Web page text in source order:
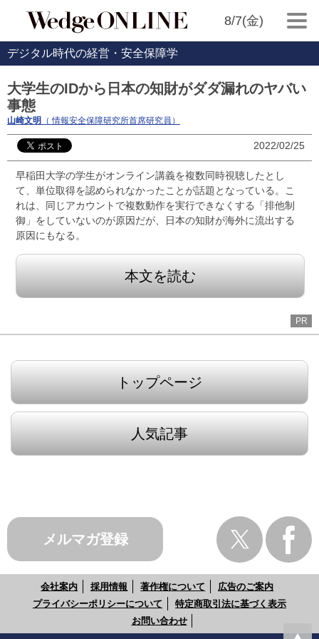
8/7(金)
デジタル時代の経営・安全保障学
大学生のIDから日本の知財がダダ漏れのヤバい
事態
山崎文明 （ 情報安全保障研究所首席研究員）
2022/02/25
早稲田大学の学生がオンライン講義を複数同時視聴したとし
て、単位取得を認められなかったことが話題となっている。こ
れは、同じアカウントで複数動作を実行できなくする「排他制
御」をしていないのが原因だが、日本の知財が海外に流出する
原因にもなる。
本文を読む
PR
トップページ
人気記事
メルマガ登録
会社案内 採用情報 著作権について
広告のご案内
プライバシーポリシーについて
特定商取引法に基づく表示
お問い合わせ